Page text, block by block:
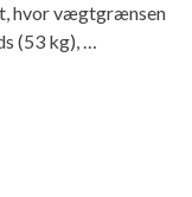
hvor vægtgrænsen
(53 kg), …